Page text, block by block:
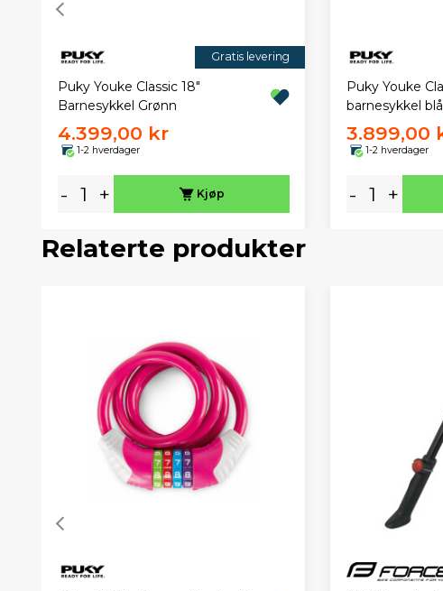
Gratis levering
Puky Youke Classic 18"
Barnesykkel Grønn
4.399,00 kr
1-2 hverdager
- + Kjøp
Puky Youke
barnesykkel blå
3.899,00
1-2 hverdager
- +
Relaterte produkter